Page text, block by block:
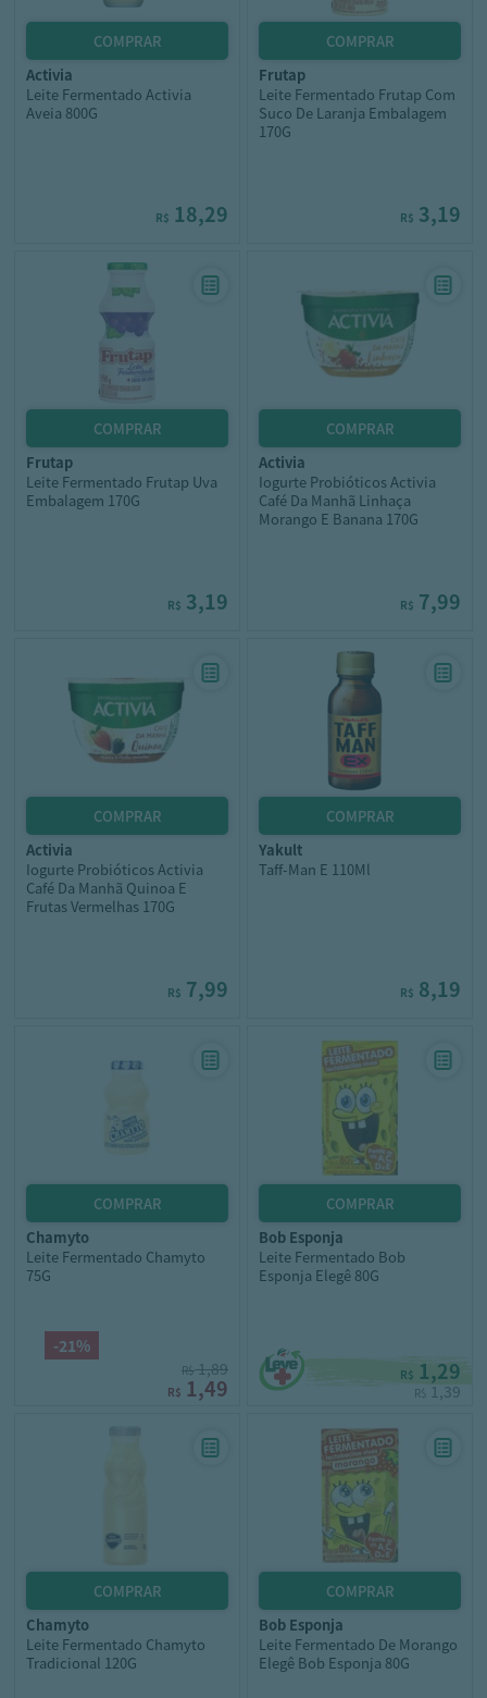
activia
Leite Fermentado Activia
Aveia 800G
R$ 18,29
frutap
Leite Fermentado Frutap Com
Suco De Laranja Embalagem
170G
R$ 3,19
frutap
Leite Fermentado Frutap Uva
Embalagem 170G
R$ 3,19
activia
Iogurte Probióticos Activia
Café Da Manhã Linhaça
Morango E Banana 170G
R$ 7,99
activia
Iogurte Probióticos Activia
Café Da Manhã Quinoa E
Frutas Vermelhas 170G
R$ 7,99
yakult
Taff-Man E 110Ml
R$ 8,19
-21%
chamyto
Leite Fermentado Chamyto
75G
R$1,89
R$ 1,49
bob esponja
Leite Fermentado Bob
Esponja Elegê 80G
R$ 1,29
R$ 1,39
chamyto
Leite Fermentado Chamyto
Tradicional 120G
bob esponja
Leite Fermentado De Morango
Elegê Bob Esponja 80G